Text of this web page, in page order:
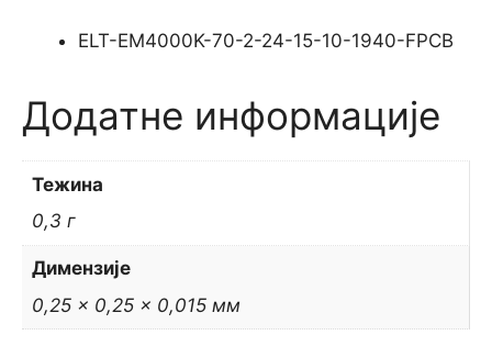
ELT-EM4000K-70-2-24-15-10-1940-FPCB
Додатне информације
Тежина
0,3 г
Димензије
0,25 × 0,25 × 0,015 мм